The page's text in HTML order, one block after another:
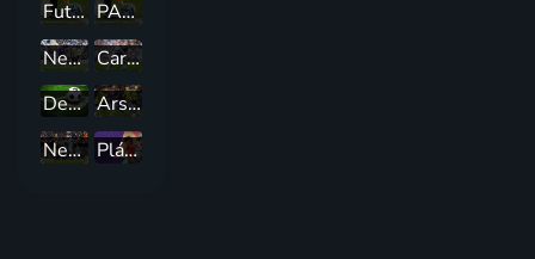
Futbal - KL 2026/27: Twente Enschede - DAC Dunajská Streda (3. predkolo)
PAOK FC (GRE) - RSC Anderlecht (BEL)
Newcastle United - Fulham FC
Cardiff City - Chelsea FC
Debreceni VSC (HUN) - F.C. Copenhagen (DEN)
Arsenal FC - Crystal Palace
Newcastle United - Manchester City
Plážový fotbal: Fortuna Beach Soccer League - finále